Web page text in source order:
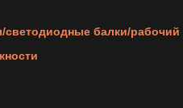
балки/рабочий